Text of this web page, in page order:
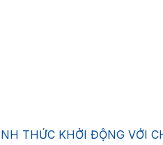
THỨC KHỞI ĐỘNG VỚI